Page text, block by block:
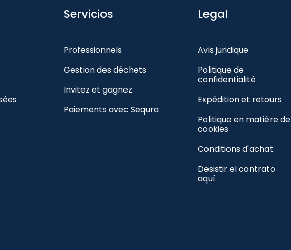
Servicios
Professionnels
Gestion des déchets
Invitez et gagnez
Paiements avec Sequra
Legal
Avis juridique
Politique de
confidentialité
Expédition et retours
Politique en matière de
cookies
Conditions d'achat
Desistir el contrato
aquí